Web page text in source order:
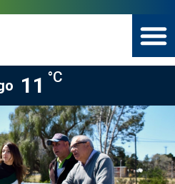
11 °C